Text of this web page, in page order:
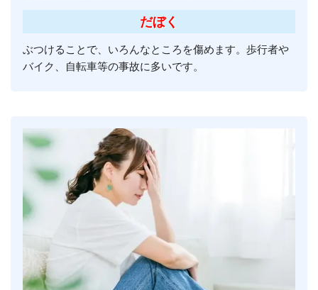
だぼく
ぶつけることで、いろんなところを傷めます。歩行者や
バイク、自転車等の事故に多いです。